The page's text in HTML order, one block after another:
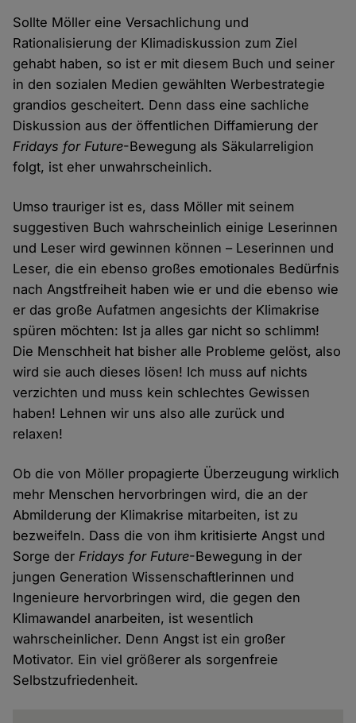
Sollte Möller eine Versachlichung und
Rationalisierung der Klimadiskussion zum Ziel
gehabt haben, so ist er mit diesem Buch und seiner
in den sozialen Medien gewählten Werbestrategie
grandios gescheitert. Denn dass eine sachliche
Diskussion aus der öffentlichen Diffamierung der
Fridays for Future-Bewegung als Säkularreligion
folgt, ist eher unwahrscheinlich.
Umso trauriger ist es, dass Möller mit seinem
suggestiven Buch wahrscheinlich einige Leserinnen
und Leser wird gewinnen können – Leserinnen und
Leser, die ein ebenso großes emotionales Bedürfnis
nach Angstfreiheit haben wie er und die ebenso wie
er das große Aufatmen angesichts der Klimakrise
spüren möchten: Ist ja alles gar nicht so schlimm!
Die Menschheit hat bisher alle Probleme gelöst, also
wird sie auch dieses lösen! Ich muss auf nichts
verzichten und muss kein schlechtes Gewissen
haben! Lehnen wir uns also alle zurück und
relaxen!
Ob die von Möller propagierte Überzeugung wirklich
mehr Menschen hervorbringen wird, die an der
Abmilderung der Klimakrise mitarbeiten, ist zu
bezweifeln. Dass die von ihm kritisierte Angst und
Sorge der Fridays for Future-Bewegung in der
jungen Generation Wissenschaftlerinnen und
Ingenieure hervorbringen wird, die gegen den
Klimawandel anarbeiten, ist wesentlich
wahrscheinlicher. Denn Angst ist ein großer
Motivator. Ein viel größerer als sorgenfreie
Selbstzufriedenheit.